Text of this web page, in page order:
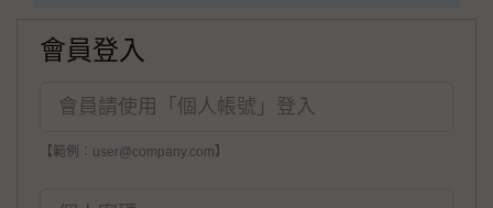
會員登入
【範例：user@company.com】